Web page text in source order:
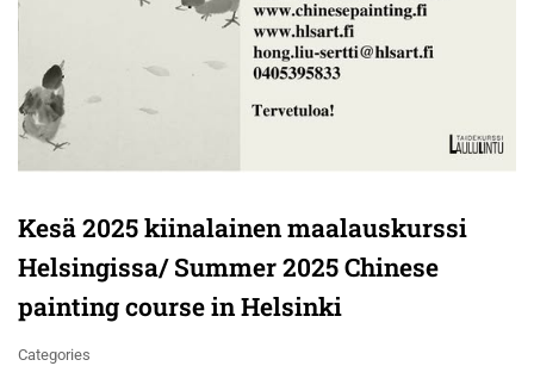
Kesä 2025 kiinalainen maalauskurssi
Helsingissa/ Summer 2025 Chinese
painting course in Helsinki
Categories